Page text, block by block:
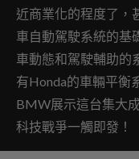
近商業化的程度了，
車自動駕駛系統的基
車動態和駕駛輔助的
有Honda的車輛平衡
BMW展示這台集大
科技戰爭一觸即發！